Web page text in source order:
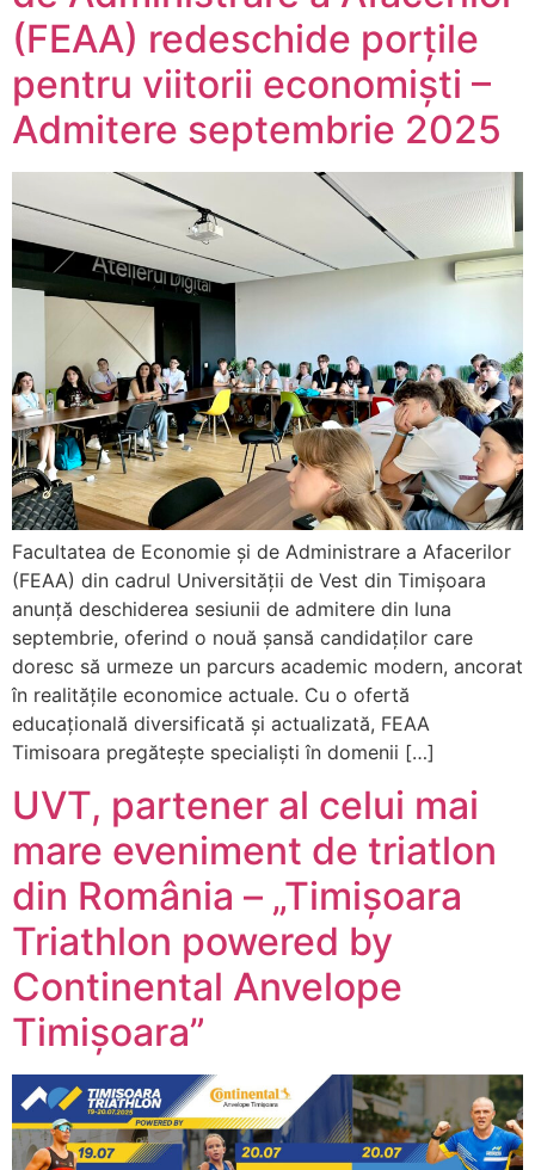
(FEAA) redeschide porțile
pentru viitorii economiști –
Admitere septembrie 2025
Facultatea de Economie și de Administrare a Afacerilor
(FEAA) din cadrul Universității de Vest din Timișoara
anunță deschiderea sesiunii de admitere din luna
septembrie, oferind o nouă șansă candidaților care
doresc să urmeze un parcurs academic modern, ancorat
în realitățile economice actuale. Cu o ofertă
educațională diversificată și actualizată, FEAA
Timisoara pregătește specialiști în domenii […]
UVT, partener al celui mai
mare eveniment de triatlon
din România – „Timișoara
Triathlon powered by
Continental Anvelope
Timișoara”